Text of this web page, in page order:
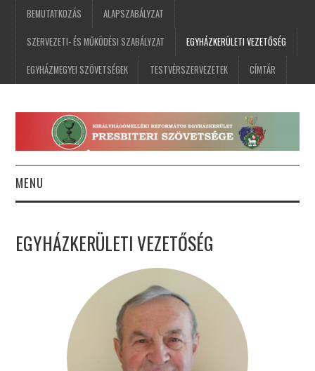
BEMUTATKOZÁS ALAPSZABÁLYZAT
SZERVEZETI- ÉS MŰKÖDÉSI SZABÁLYZAT EGYHÁZKERÜLETI VEZETŐSÉG
EGYHÁZMEGYEI SZÖVETSÉGEK TESTVÉRSZERVEZETEK CÍMTÁR
MENU
HÍREK
ESEMÉNYNAPTÁR
PRESBITERKÉPZÉS
ŐRÁLLÓK
EGYHÁZKERÜLETI VEZETŐSÉG